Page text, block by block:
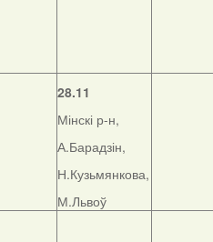
28.11
Мінскі р-н,
А.Барадзін,
Н.Кузьмянкова,
М.Львоў